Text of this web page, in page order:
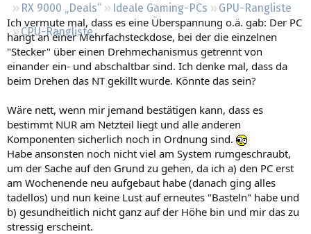
RX 9000 „Deals“
Ideale Gaming-PCs
GPU-Rangliste
CPU-Rangliste
Ich vermute mal, dass es eine Überspannung o.ä. gab: Der PC
hängt an einer Mehrfachsteckdose, bei der die einzelnen
"Stecker" über einen Drehmechanismus getrennt von
einander ein- und abschaltbar sind. Ich denke mal, dass da
beim Drehen das NT gekillt wurde. Könnte das sein?
Wäre nett, wenn mir jemand bestätigen kann, dass es
bestimmt NUR am Netzteil liegt und alle anderen
Komponenten sicherlich noch in Ordnung sind.
Habe ansonsten noch nicht viel am System rumgeschraubt,
um der Sache auf den Grund zu gehen, da ich a) den PC erst
am Wochenende neu aufgebaut habe (danach ging alles
tadellos) und nun keine Lust auf erneutes "Basteln" habe und
b) gesundheitlich nicht ganz auf der Höhe bin und mir das zu
stressig erscheint.